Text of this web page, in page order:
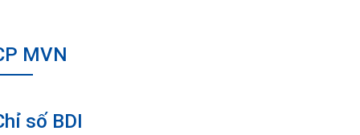
MVN
số BDI